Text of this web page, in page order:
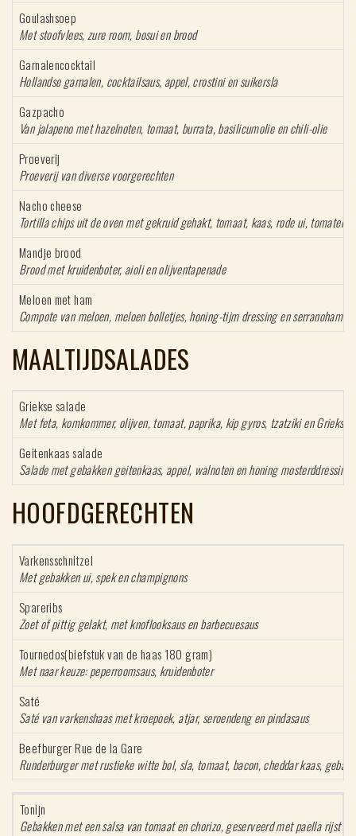
Goulashsoep
Met stoofvlees, zure room, bosui en brood
Garnalencocktail
Hollandse garnalen, cocktailsaus, appel, crostini en suikersla
Gazpacho
Van jalapeno met hazelnoten, tomaat, burrata, basilicumolie en chili-olie
Proeverij
Proeverij van diverse voorgerechten
Nacho cheese
Tortilla chips uit de oven met gekruid gehakt, tomaat, kaas, rode ui,
Mandje brood
Brood met kruidenboter, aioli
Meloen met ham
Compote van meloen, meloen bolletjes, honing-tijm dressing en serranoham
MAALTIJDSALADES
Griekse salade
Met feta, komkommer, olijven, tomaat, paprika, kip gyros,
Geitenkaas salade
Salade met gebakken geitenkaas, appel,
HOOFDGERECHTEN
Varkensschnitzel
Met gebakken ui, spek en
Spareribs
Zoet of pittig gelakt, met knoflooksaus en barbecuesaus
Tournedos(biefstuk van de haas 180 gram)
Met naar keuze: peperroomsaus, kruidenboter
Saté
Saté van varkenshaas met kroepoek, atjar, seroendeng en pindasaus
Beefburger Rue de la Gare
Runderburger met rustieke witte bol, sla, tomaat, bacon, cheddar kaas,
Tonijn
Gebakken met een salsa van tomaat en chorizo, geserveerd met paella rijst